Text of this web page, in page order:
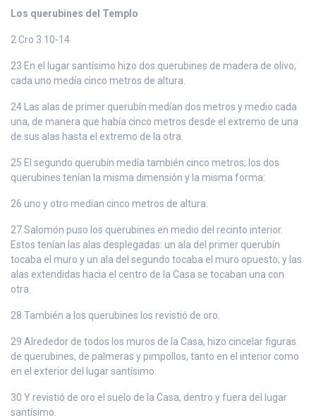
Los querubines del Templo
2 Cro 3.10-14
23 En el lugar santísimo hizo dos querubines de madera de olivo;
cada uno medía cinco metros de altura.
24 Las alas de primer querubín medían dos metros y medio cada
una, de manera que había cinco metros desde el extremo de una
de sus alas hasta el extremo de la otra.
25 El segundo querubín medía también cinco metros; los dos
querubines tenían la misma dimensión y la misma forma:
26 uno y otro medían cinco metros de altura.
27 Salomón puso los querubines en medio del recinto interior.
Estos tenían las alas desplegadas: un ala del primer querubín
tocaba el muro y un ala del segundo tocaba el muro opuesto; y las
alas extendidas hacia el centro de la Casa se tocaban una con
otra.
28 También a los querubines los revistió de oro.
29 Alrededor de todos los muros de la Casa, hizo cincelar figuras
de querubines, de palmeras y pimpollos, tanto en el interior como
en el exterior del lugar santísimo.
30 Y revistió de oro el suelo de la Casa, dentro y fuera del lugar
santísimo.